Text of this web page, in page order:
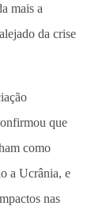
mais a
da crise
que
como
a Ucrânia, e
nas